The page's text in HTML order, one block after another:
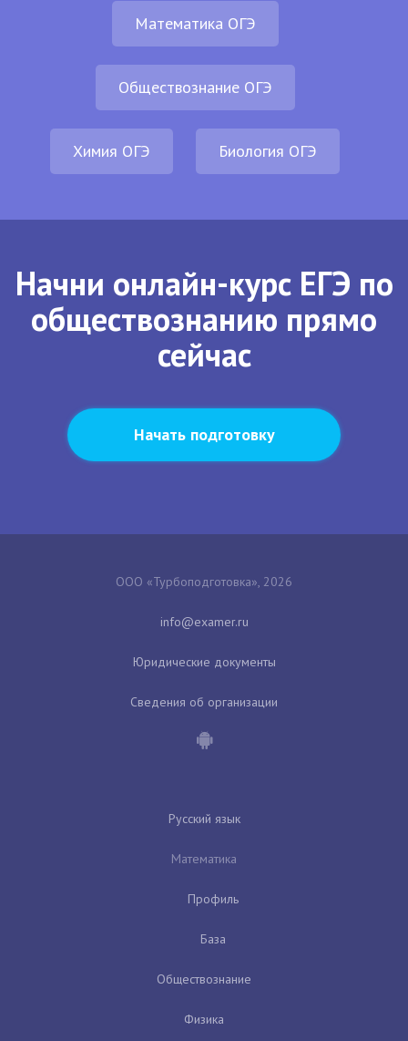
Математика ОГЭ
Обществознание ОГЭ
Химия ОГЭ Биология ОГЭ
Начни онлайн-курс ЕГЭ по
обществознанию прямо
сейчас
Начать подготовку
ООО «Турбоподготовка», 2026
Юридические документы
Сведения об организации
Русский язык
Математика
Профиль
База
Обществознание
Физика